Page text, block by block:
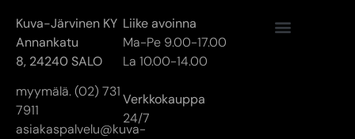
Kuva-Järvinen KY
Annankatu
8, 24240 SALO
myymälä. (02) 731
7911
asiakaspalvelu@kuva-
Liike avoinna
Ma-Pe 9.00-17.00
La 10.00-14.00
Verkkokauppa
24/7